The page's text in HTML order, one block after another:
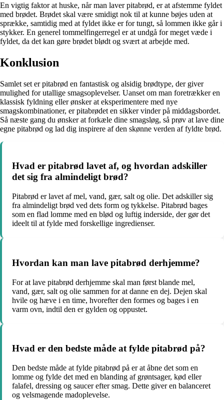
En vigtig faktor at huske, når man laver pitabrød, er at afstemme fyldet
med brødet. Brødet skal være smidigt nok til at kunne bøjes uden at
sprække, samtidig med at fyldet ikke er for tungt, så lommen ikke går i
stykker. En generel tommelfingerregel er at undgå for meget væde i
fyldet, da det kan gøre brødet blødt og svært at arbejde med.
Konklusion
Samlet set er pitabrød en fantastisk og alsidig brødtype, der giver
mulighed for utallige smagsoplevelser. Uanset om man foretrækker en
klassisk fyldning eller ønsker at eksperimentere med nye
smagskombinationer, er pitabrødet en sikker vinder på middagsbordet.
Så næste gang du ønsker at forkæle dine smagsløg, så prøv at lave dine
egne pitabrød og lad dig inspirere af den skønne verden af fyldte brød.
Hvad er pitabrød lavet af, og hvordan adskiller
det sig fra almindeligt brød?
Pitabrød er lavet af mel, vand, gær, salt og olie. Det adskiller sig
fra almindeligt brød ved dets form og tykkelse. Pitabrød bages
som en flad lomme med en blød og luftig inderside, der gør det
ideelt til at fylde med forskellige ingredienser.
Hvordan kan man lave pitabrød derhjemme?
For at lave pitabrød derhjemme skal man først blande mel,
vand, gær, salt og olie sammen for at danne en dej. Dejen skal
hvile og hæve i en time, hvorefter den formes og bages i en
varm ovn, indtil den er gylden og oppustet.
Hvad er den bedste måde at fylde pitabrød på?
Den bedste måde at fylde pitabrød på er at åbne det som en
lomme og fylde det med en blanding af grøntsager, kød eller
falafel, dressing og saucer efter smag. Dette giver en balanceret
og velsmagende madoplevelse.